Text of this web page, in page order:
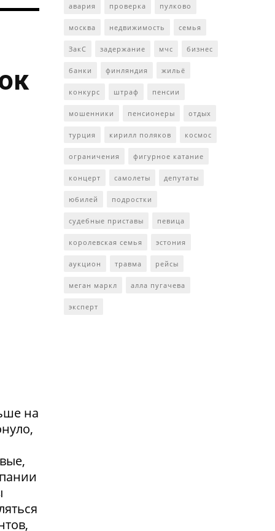
на
авария проверка пулково
москва недвижимость семья
ЗакС задержание мчс бизнес
банки финляндия жильё
конкурс штраф пенсии
мошенники пенсионеры отдых
турция кирилл поляков космос
ограничения фигурное катание
концерт самолеты депутаты
юбилей подростки
судебные приставы певица
королевская семья эстония
аукцион травма рейсы
меган маркл алла пугачева
эксперт